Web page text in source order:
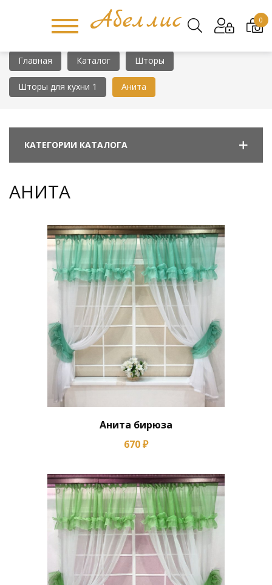
Главная Каталог Шторы
Шторы для кухни 1 Анита
КАТЕГОРИИ КАТАЛОГА
АНИТА
Анита бирюза
670 ₽
0